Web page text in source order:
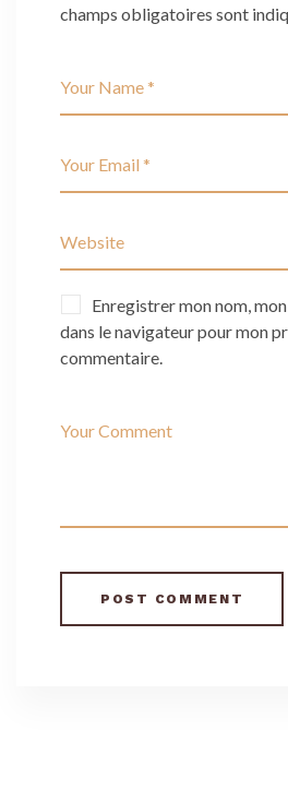
champs obligatoires sont
Enregistrer mon nom,
dans le navigateur pour mon
commentaire.